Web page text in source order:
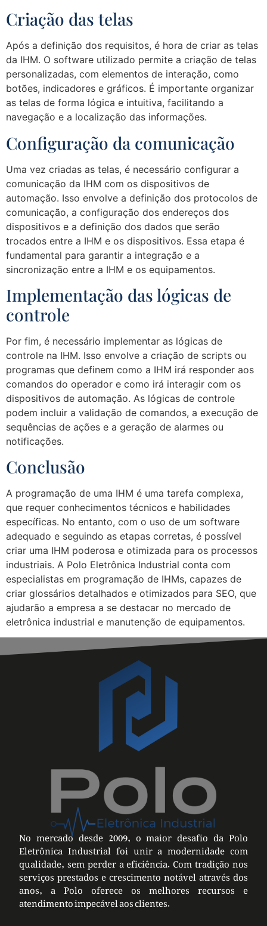
Criação das telas
Após a definição dos requisitos, é hora de criar as telas
da IHM. O software utilizado permite a criação de telas
personalizadas, com elementos de interação, como
botões, indicadores e gráficos. É importante organizar
as telas de forma lógica e intuitiva, facilitando a
navegação e a localização das informações.
Configuração da comunicação
Uma vez criadas as telas, é necessário configurar a
comunicação da IHM com os dispositivos de
automação. Isso envolve a definição dos protocolos de
comunicação, a configuração dos endereços dos
dispositivos e a definição dos dados que serão
trocados entre a IHM e os dispositivos. Essa etapa é
fundamental para garantir a integração e a
sincronização entre a IHM e os equipamentos.
Implementação das lógicas de
controle
Por fim, é necessário implementar as lógicas de
controle na IHM. Isso envolve a criação de scripts ou
programas que definem como a IHM irá responder aos
comandos do operador e como irá interagir com os
dispositivos de automação. As lógicas de controle
podem incluir a validação de comandos, a execução de
sequências de ações e a geração de alarmes ou
notificações.
Conclusão
A programação de uma IHM é uma tarefa complexa,
que requer conhecimentos técnicos e habilidades
específicas. No entanto, com o uso de um software
adequado e seguindo as etapas corretas, é possível
criar uma IHM poderosa e otimizada para os processos
industriais. A Polo Eletrônica Industrial conta com
especialistas em programação de IHMs, capazes de
criar glossários detalhados e otimizados para SEO, que
ajudarão a empresa a se destacar no mercado de
eletrônica industrial e manutenção de equipamentos.
No mercado desde 2009, o maior desafio da Polo
Eletrônica Industrial foi unir a modernidade com
qualidade, sem perder a eficiência. Com tradição nos
serviços prestados e crescimento notável através dos
anos, a Polo oferece os melhores recursos e
atendimento impecável aos clientes.